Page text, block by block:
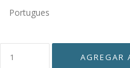
Portugues